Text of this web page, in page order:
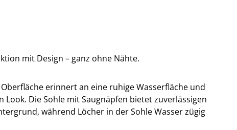
mit Design – ganz ohne Nähte.
erinnert an eine ruhige Wasserfläche und
Die Sohle mit Saugnäpfen bietet zuverlässigen
während Löcher in der Sohle Wasser zügig